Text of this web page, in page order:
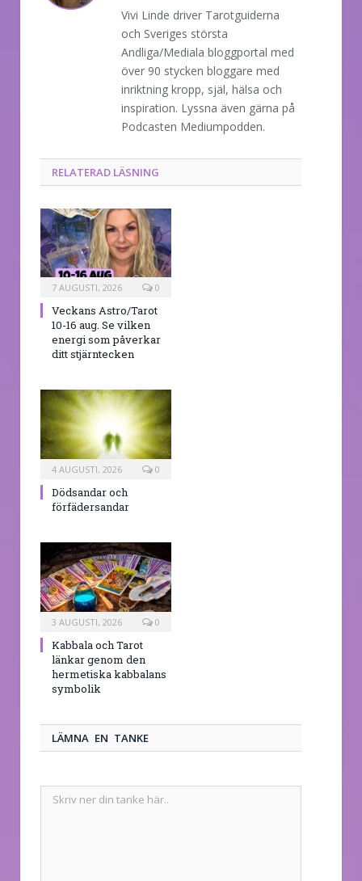
Vivi Linde driver Tarotguiderna
och Sveriges största
Andliga/Mediala bloggportal med
över 90 stycken bloggare med
inriktning kropp, själ, hälsa och
inspiration. Lyssna även gärna på
Podcasten Mediumpodden.
RELATERAD LÄSNING
7 AUGUSTI, 2026 0
Veckans Astro/Tarot
10-16 aug. Se vilken
energi som påverkar
ditt stjärntecken
4 AUGUSTI, 2026 0
Dödsandar och
förfädersandar
3 AUGUSTI, 2026 0
Kabbala och Tarot
länkar genom den
hermetiska kabbalans
symbolik
LÄMNA EN TANKE